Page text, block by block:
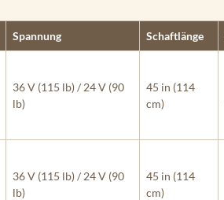
Spannung Schaftlänge
36 V (115 lb) / 24 V (90
lb)
45 in (114
cm)
36 V (115 lb) / 24 V (90
lb)
45 in (114
cm)